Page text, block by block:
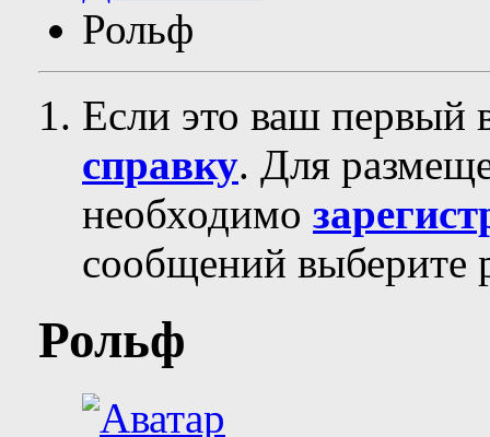
Рольф
Если это ваш первый
справку. Для
необходимо
сообщений выберите
Рольф